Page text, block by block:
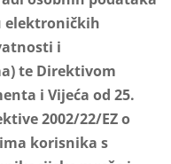
elektroničkih
i
te Direktivom
i Vijeća od 25.
2002/22/EZ o
korisnika s